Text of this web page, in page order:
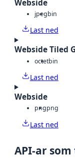
Webside
jpegbin
Last ned
Webside Tiled
octetbin
Last ned
Webside
pngpng
Last ned
API-ar